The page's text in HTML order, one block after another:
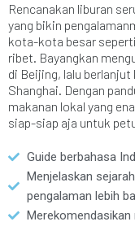
Rencanakan liburan
yang bikin
kota-kota besar
ribet. Bayangkan
di Beijing, lalu berlanjut
Shanghai. Dengan
makanan lokal yang
siap-siap aja untuk
Guide berbahasa
Menjelaskan
pengalaman lebih